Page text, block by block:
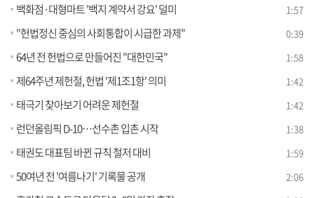
백화점·대형마트 '백지 계약서 강요' 덜미 1:57
"헌법정신 중심의 사회통합이 시급한 과제" 0:39
64년 전 헌법으로 만들어진 "대한민국" 1:58
제64주년 제헌절, 헌법 '제1조1항' 의미 1:42
태극기 찾아보기 어려운 제헌절 1:42
런던올림픽 D-10…선수촌 입촌 시작 1:38
태권도 대표팀 바뀐 규칙 철저 대비 1:59
50여년 전 '여름나기' 기록물 공개 2:06